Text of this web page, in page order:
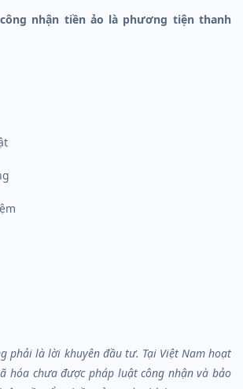
nhận tiền ảo là phương tiện thanh
phải là lời khuyên đầu tư. Tại Việt Nam hoạt
hóa chưa được pháp luật công nhận và bảo